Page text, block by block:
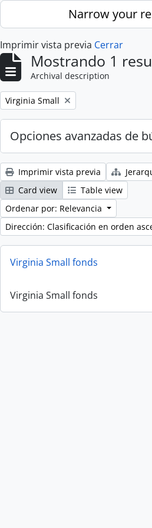
Skip to main contentNarrow your
Imprimir vista previa Cerrar
Mostrando 1
Archival description
Remove filter:
Virginia Small
Opciones avanzadas de
Imprimir vista previa
Card view
Table view
Ordenar por: Relevancia
Dirección: Clasificación en orden
Virginia Small fonds
Virginia Small fonds